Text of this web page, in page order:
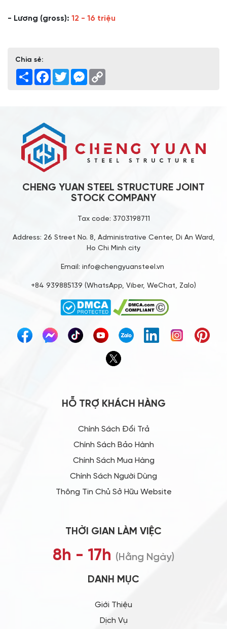
- Lương (gross): 12 - 16 triệu
Chia sẻ:
Share Facebook
TwitterMessenger
CHENG YUAN STEEL STRUCTURE JOINT
STOCK COMPANY
Tax code: 3703198711
Address: 26 Street No. 8, Administrative Center, Di An Ward,
Ho Chi Minh city
Email: info@chengyuansteel.vn
+84 939885139 (WhatsApp, Viber, WeChat, Zalo)
HỖ TRỢ KHÁCH HÀNG
Chính Sách Đổi Trả
Chính Sách Bảo Hành
Chính Sách Mua Hàng
Chính Sách Người Dùng
Thông Tin Chủ Sở Hữu Website
THỜI GIAN LÀM VIỆC
8h - 17h (Hằng Ngày)
DANH MỤC
Giới Thiệu
Dịch Vụ